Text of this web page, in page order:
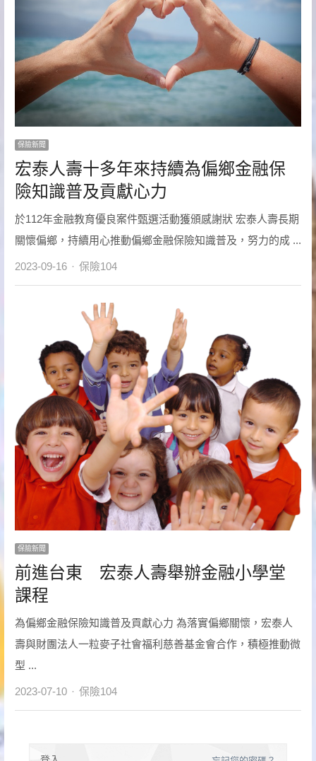
保險新聞
宏泰人壽十多年來持續為偏鄉金融保
險知識普及貢獻心力
於112年金融教育優良案件甄選活動獲頒感謝狀 宏泰人壽長期
關懷偏鄉，持續用心推動偏鄉金融保險知識普及，努力的成 ...
2023-09-16 Author
保險104
保險新聞
前進台東 宏泰人壽舉辦金融小學堂
課程
為偏鄉金融保險知識普及貢獻心力 為落實偏鄉關懷，宏泰人
壽與財團法人一粒麥子社會福利慈善基金會合作，積極推動微
型 ...
2023-07-10 Author
保險104